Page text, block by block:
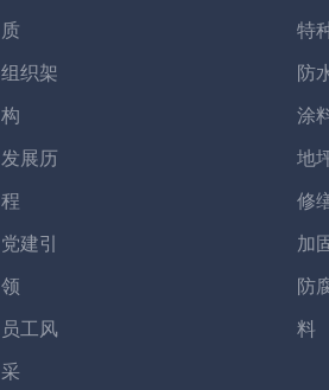
质
组织架
构
发展历
程
党建引
领
员工风
采
特
防
涂
地
修
加
防
料